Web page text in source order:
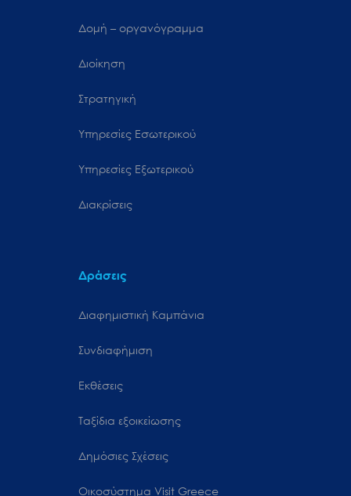
Δομή – οργανόγραμμα
Διοίκηση
Στρατηγική
Υπηρεσίες Εσωτερικού
Υπηρεσίες Εξωτερικού
Διακρίσεις
Δράσεις
Διαφημιστική Καμπάνια
Συνδιαφήμιση
Εκθέσεις
Ταξίδια εξοικείωσης
Δημόσιες Σχέσεις
Oικοσύστημα Visit Greece